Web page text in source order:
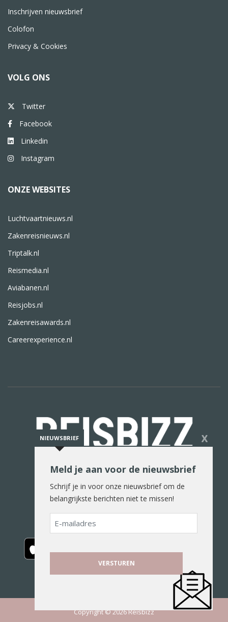
Inschrijven nieuwsbrief
Colofon
Privacy & Cookies
VOLG ONS
Twitter
Facebook
Linkedin
Instagram
ONZE WEBSITES
Luchtvaartnieuws.nl
Zakenreisnieuws.nl
Triptalk.nl
Reismedia.nl
Aviabanen.nl
Reisjobs.nl
Zakenreisawards.nl
Careerexperience.nl
De reiswereld in woord en beeld
Copyright © 2026 Reisbizz
NIEUWSBRIEF X
Meld je aan voor de nieuwsbrief
Schrijf je in voor onze nieuwsbrief om de
belangrijkste berichten niet te missen!
E-
mailadres